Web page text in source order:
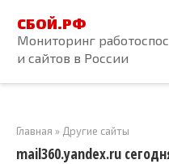
контенту
СБОЙ.РФ
Мониторинг
и сайтов в России
Главная » Другие сайты
mail360.yandex.ru